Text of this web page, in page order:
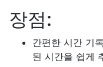
장점:
간편한 시간 기
된 시간을 쉽게